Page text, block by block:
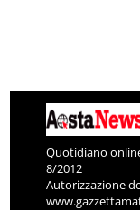
Quotidiano
8/2012
Autorizzazione